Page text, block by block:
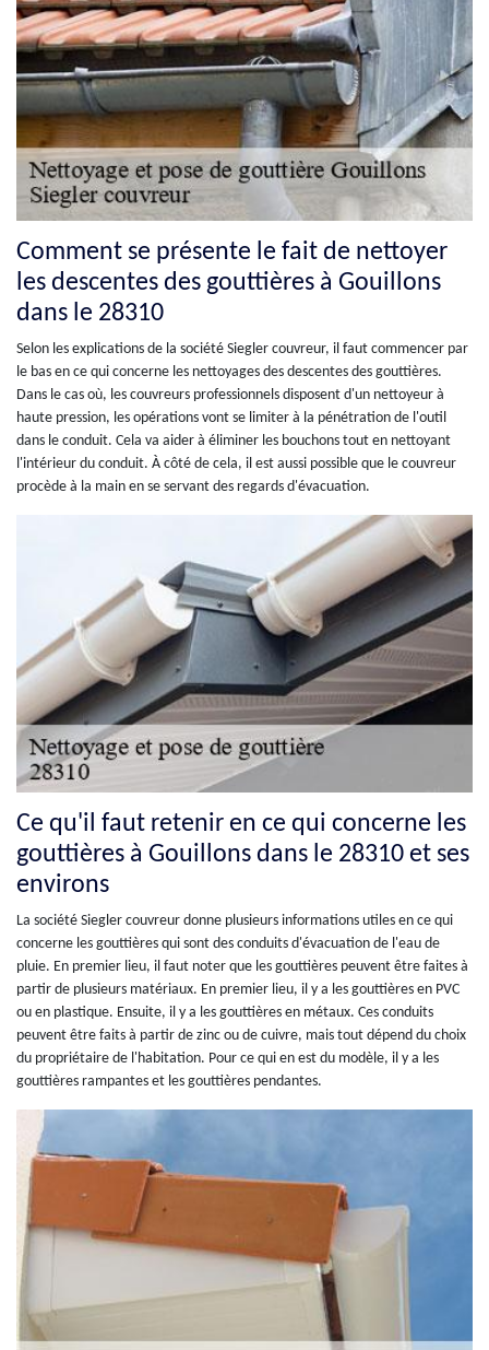
Comment se présente le fait de nettoyer
les descentes des gouttières à Gouillons
dans le 28310
Selon les explications de la société Siegler couvreur, il faut commencer par
le bas en ce qui concerne les nettoyages des descentes des gouttières.
Dans le cas où, les couvreurs professionnels disposent d'un nettoyeur à
haute pression, les opérations vont se limiter à la pénétration de l'outil
dans le conduit. Cela va aider à éliminer les bouchons tout en nettoyant
l'intérieur du conduit. À côté de cela, il est aussi possible que le couvreur
procède à la main en se servant des regards d'évacuation.
Ce qu'il faut retenir en ce qui concerne les
gouttières à Gouillons dans le 28310 et ses
environs
La société Siegler couvreur donne plusieurs informations utiles en ce qui
concerne les gouttières qui sont des conduits d'évacuation de l'eau de
pluie. En premier lieu, il faut noter que les gouttières peuvent être faites à
partir de plusieurs matériaux. En premier lieu, il y a les gouttières en PVC
ou en plastique. Ensuite, il y a les gouttières en métaux. Ces conduits
peuvent être faits à partir de zinc ou de cuivre, mais tout dépend du choix
du propriétaire de l'habitation. Pour ce qui en est du modèle, il y a les
gouttières rampantes et les gouttières pendantes.